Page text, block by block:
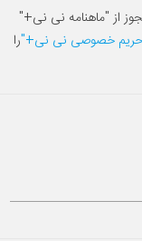
از "ماهنامه نی نی+"
خصوصی نی نی+"را